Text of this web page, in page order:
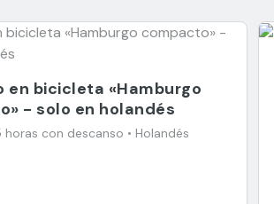
en bicicleta «Hamburgo
- solo en holandés
horas con descanso • Holandés